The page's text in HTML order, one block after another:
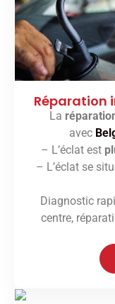
Réparation
La
avec
– L’éclat est
– L’éclat se
Diagnostic
centre,